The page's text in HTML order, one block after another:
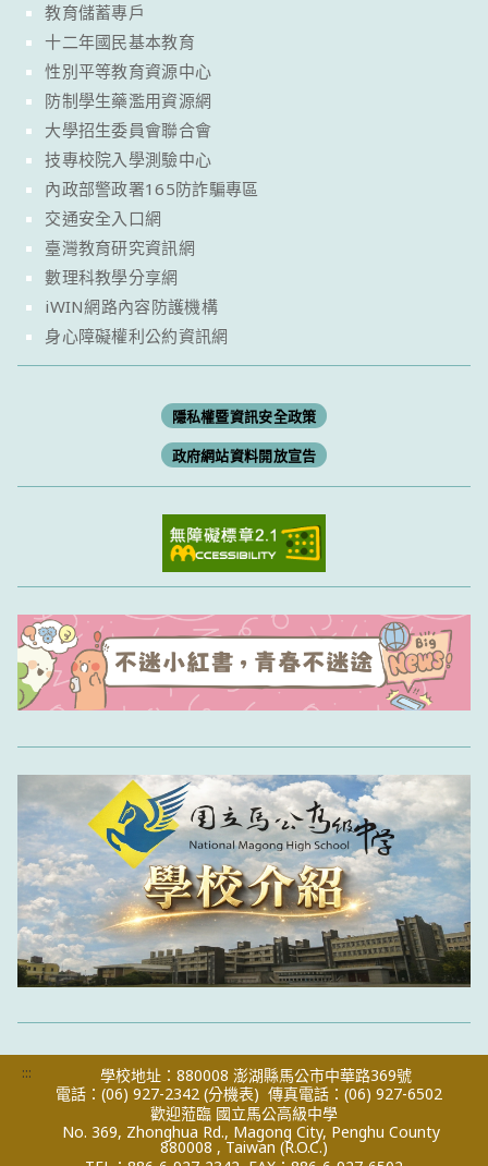
教育儲蓄專戶
十二年國民基本教育
性別平等教育資源中心
防制學生藥濫用資源網
大學招生委員會聯合會
技專校院入學測驗中心
內政部警政署165防詐騙專區
交通安全入口網
臺灣教育研究資訊網
數理科教學分享網
iWIN網路內容防護機構
身心障礙權利公約資訊網
隱私權暨資訊安全政策
政府網站資料開放宣告
:::
學校地址：880008 澎湖縣馬公市中華路369號
電話：(06) 927-2342 (分機表) 傳真電話：(06) 927-6502
歡迎蒞臨 國立馬公高級中學
No. 369, Zhonghua Rd., Magong City, Penghu County
880008 , Taiwan (R.O.C.)